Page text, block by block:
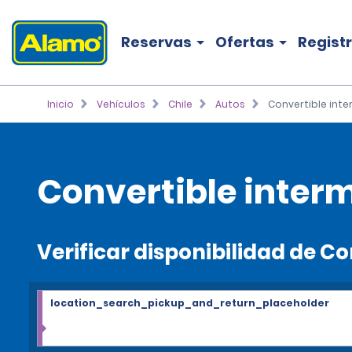
Reservas Ofertas
Inicio Vehículos Chile Autos Convertible
Convertible
Verificar disponibilidad de
location_search_pickup_and_return_placeholder